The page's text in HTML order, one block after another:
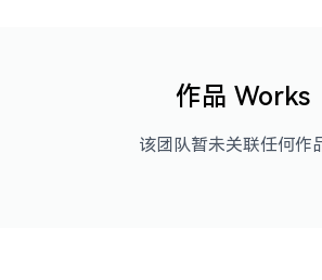
作品 Works
该团队暂未关联任何作